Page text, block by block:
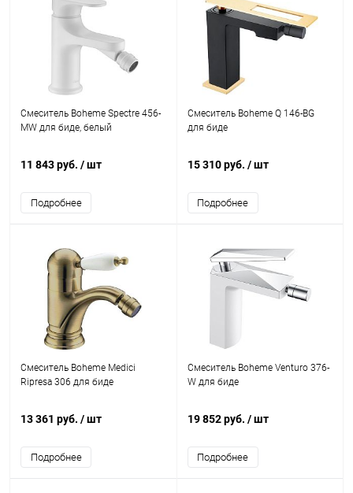
Смеситель Boheme Spectre 456-
MW для биде, белый
11 843 руб. / шт
Подробнее
Смеситель Boheme Q 146-BG
для биде
15 310 руб. / шт
Подробнее
Смеситель Boheme Medici
Ripresa 306 для биде
13 361 руб. / шт
Подробнее
Смеситель Boheme Venturo 376-
W для биде
19 852 руб. / шт
Подробнее